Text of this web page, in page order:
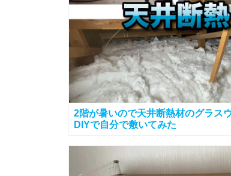
2階が暑いので天井断熱材のグラス
DIYで自分で敷いてみた